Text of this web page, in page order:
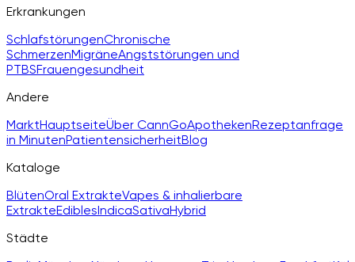
Erkrankungen
SchlafstörungenChronische
SchmerzenMigräneAngststörungen und
PTBSFrauengesundheit
Andere
MarktHauptseiteÜber CannGoApothekenRezeptanfrage
in MinutenPatientensicherheitBlog
Kataloge
BlütenOral ExtrakteVapes & inhalierbare
ExtrakteEdiblesIndicaSativaHybrid
Städte